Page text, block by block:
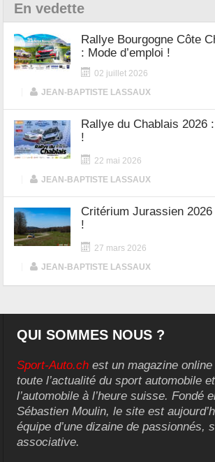
En vedette
Rallye Bourgogne Côte
: Mode d’emploi !
02 juillet 2026
JEAN-BAPTISTE LASSAUX
Rallye du Chablais 2026
!
22 mai 2026
JEAN-BAPTISTE LASSAUX
Critérium Jurassien 2026
!
27 mars 2026
JEAN-BAPTISTE LASSAUX
QUI SOMMES NOUS ?
Sport-Auto.ch est un magazine
toute l’actualité du sport automobile
l’automobile à l’heure suisse. Fondé
Sébastien Moulin, le site est
équipe d’une dizaine de passionnés,
associative.